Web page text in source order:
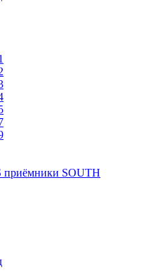
приёмники SOUTH